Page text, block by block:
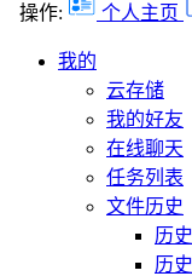
操作: 个人主页
我的
云存储
我的好友
在线聊天
任务列表
文件历史
历
历